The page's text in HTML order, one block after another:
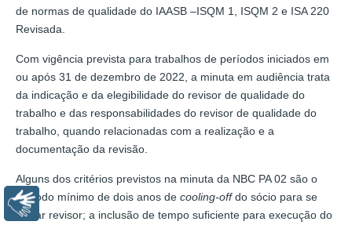
de normas de qualidade do IAASB –ISQM 1, ISQM 2 e ISA 220
Revisada.
Com vigência prevista para trabalhos de períodos iniciados em
ou após 31 de dezembro de 2022, a minuta em audiência trata
da indicação e da elegibilidade do revisor de qualidade do
trabalho e das responsabilidades do revisor de qualidade do
trabalho, quando relacionadas com a realização e a
documentação da revisão.
Alguns dos critérios previstos na minuta da NBC PA 02 são o
período mínimo de dois anos de cooling-offdo sócio para se
tornar revisor; a inclusão de tempo suficiente para execução do
Libras